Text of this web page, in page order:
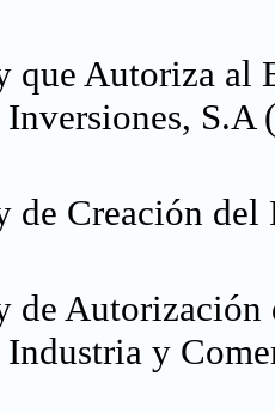
que Autoriza al
S.A (
de Creación
de Autorización
Industria y